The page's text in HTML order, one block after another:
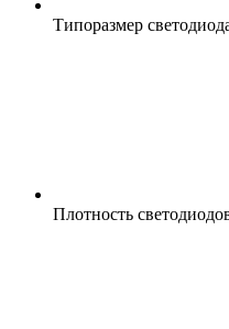
Типоразмер
Плотность